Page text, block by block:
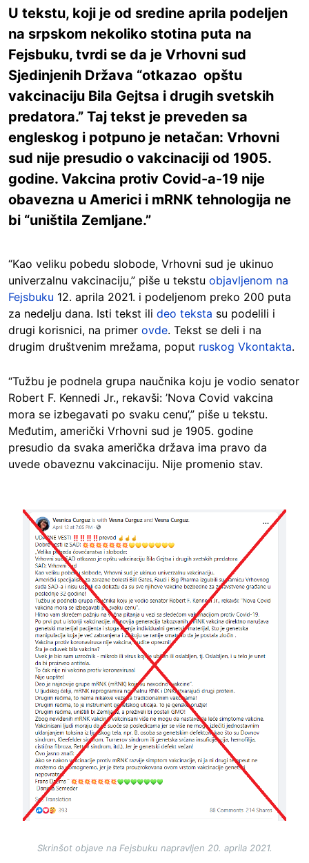
U tekstu, koji je od sredine aprila podeljen
na srpskom nekoliko stotina puta na
Fejsbuku, tvrdi se da je Vrhovni sud
Sjedinjenih Država “otkazao opštu
vakcinaciju Bila Gejtsa i drugih svetskih
predatora.” Taj tekst je preveden sa
engleskog i potpuno je netačan: Vrhovni
sud nije presudio o vakcinaciji od 1905.
godine. Vakcina protiv Covid-a-19 nije
obavezna u Americi i mRNK tehnologija ne
bi “uništila Zemljane.”
“Kao veliku pobedu slobode, Vrhovni sud je ukinuo
univerzalnu vakcinaciju,” piše u tekstu objavljenom na
Fejsbuku 12. aprila 2021. i podeljenom preko 200 puta
za nedelju dana. Isti tekst ili deo teksta su podelili i
drugi korisnici, na primer ovde. Tekst se deli i na
drugim društvenim mrežama, poput ruskog Vkontakta.
“Tužbu je podnela grupa naučnika koju je vodio senator
Robert F. Kennedi Jr., rekavši: ’Nova Covid vakcina
mora se izbegavati po svaku cenu’,” piše u tekstu.
Međutim, američki Vrhovni sud je 1905. godine
presudio da svaka američka država ima pravo da
uvede obaveznu vakcinaciju. Nije promenio stav.
Image
Skrinšot objave na Fejsbuku napravljen 20. aprila 2021.